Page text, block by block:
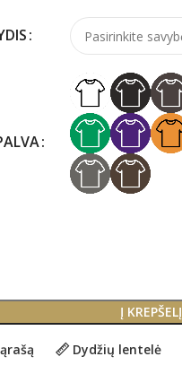
Į KREPŠELĮ
Dydžių lentelė